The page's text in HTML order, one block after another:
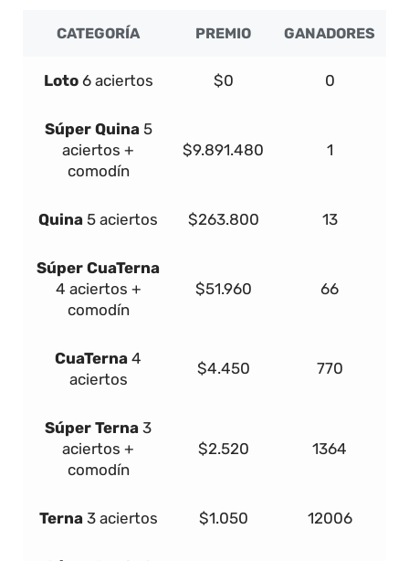
CATEGORÍA PREMIO GANADORES
Loto 6 aciertos $0 0
Súper Quina 5
aciertos +
comodín
$9.891.480 1
Quina 5 aciertos $263.800 13
Súper CuaTerna
4 aciertos +
comodín
$51.960 66
CuaTerna 4
aciertos
$4.450 770
Súper Terna 3
aciertos +
comodín
$2.520 1364
Terna 3 aciertos $1.050 12006